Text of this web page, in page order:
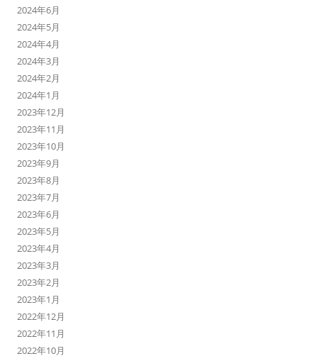
2024年6月
2024年5月
2024年4月
2024年3月
2024年2月
2024年1月
2023年12月
2023年11月
2023年10月
2023年9月
2023年8月
2023年7月
2023年6月
2023年5月
2023年4月
2023年3月
2023年2月
2023年1月
2022年12月
2022年11月
2022年10月